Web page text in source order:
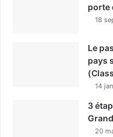
porte
18
Le
pays
14
3
20